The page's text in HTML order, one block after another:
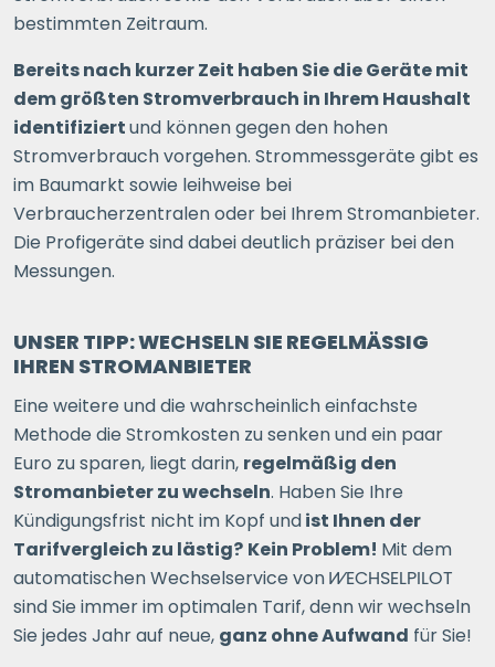
bestimmten Zeitraum.
Bereits nach kurzer Zeit haben Sie die Geräte mit
dem größten Stromverbrauch in Ihrem Haushalt
identifiziertund können gegen den hohen
Stromverbrauch vorgehen. Strommessgeräte gibt es
im Baumarkt sowie leihweise bei
Verbraucherzentralen oder bei Ihrem Stromanbieter.
Die Profigeräte sind dabei deutlich präziser bei den
Messungen.
UNSER TIPP: WECHSELN SIE REGELMÄSSIG I
HREN STROMANBIETER
Eine weitere und die wahrscheinlich einfachste
Methode die Stromkosten zu senken und ein paar
Euro zu sparen, liegt darin, regelmäßig den
Stromanbieter zu wechseln. Haben Sie Ihre
Kündigungsfrist nicht im Kopf undist Ihnen der
Tarifvergleich zu lästig? Kein Problem! Mit dem
automatischen Wechselservice vonWECHSELPILOT
sind Sie immer im optimalen Tarif, denn wir wechseln
Sie jedes Jahr auf neue, ganz ohne Aufwand für Sie!